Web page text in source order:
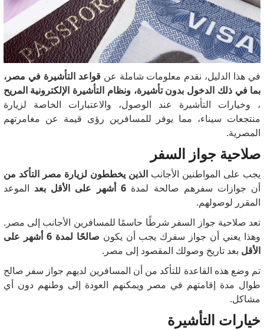
في هذا الدليل، نقدم معلومات شاملة عنقواعد التأشيرة في مصر،
بما في ذلك الدخول بدون تأشيرة، ونظام التأشيرة الإلكترونية المريح
، وخيارات التأشيرة عند الوصول، والاعتبارات الخاصة لزيارة
منتجعات سيناء، مما يوفر للمسافرين رؤى قيمة عن مغامرتهم
المصرية.
صلاحية جواز السفر
يجب على المواطنين الأجانب الذين يخططون لزيارة مصر التأكد من
أن جوازات سفرهم صالحة لمدة 6 أشهر على الأقل بعد
الموعد
المقرر لوصولهم.
تعد صلاحية جواز السفر شرطًا حاسمًا للمسافرين الأجانب إلى مصر.
وهذا يعني أن جواز سفرك يجب أن يكون
صالحًا لمدة 6 أشهر على
الأقل بعد تاريخ وصولك المقصود إلى مصر.
تم وضع هذه القاعدة للتأكد من أن المسافرين لديهم جواز سفر صالح
طوال مدة إقامتهم في مصر ويمكنهم العودة إلى وطنهم دون أي
مشاكل.
خيارات التأشيرة